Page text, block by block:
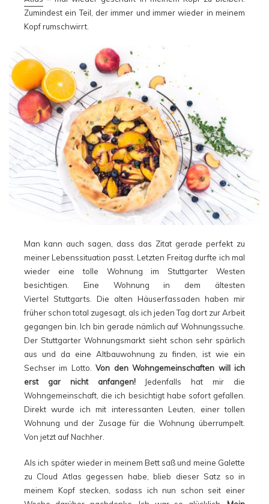
Zumindest ein Teil, der immer und immer wieder in meinem
Kopf rumschwirrt.
Man kann auch sagen, dass das Zitat gerade perfekt zu
meiner Lebenssituation passt. Letzten Freitag durfte ich mal
wieder eine tolle Wohnung im Stuttgarter Westen
besichtigen. Eine Wohnung in dem ältesten
Viertel Stuttgarts. Die alten Häuserfassaden haben mir
früher schon total zugesagt, als ich jeden Tag dort zur Arbeit
gegangen bin. Ich bin gerade nämlich auf Wohnungssuche.
Der Stuttgarter Wohnungsmarkt sieht schon sehr spärlich
aus und da eine Altbauwohnung zu finden, ist wie ein
Sechser im Lotto.Von den Wohngemeinschaften will ich
erst gar nicht anfangen!Jedenfalls hat mir die
Wohngemeinschaft, die ich besichtigt habe sofort gefallen.
Direkt wurde ich mit interessanten Leuten, einer tollen
Wohnung und der Zusage für die Wohnung überrumpelt.
Von jetzt auf Nachher.
Als ich später wieder in meinem Bett saß und meine Galette
zu Cloud Atlas gegessen habe, blieb dieser Satz so in
meinem Kopf stecken, sodass ich nun schon seit einer